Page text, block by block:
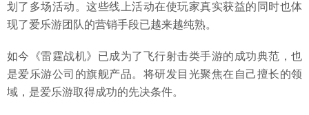
划了多场活动。这些线上活动在使玩家真实获益的同时也体
现了爱乐游团队的营销手段已越来越纯熟。
如今《雷霆战机》已成为了飞行射击类手游的成功典范，也
是爱乐游公司的旗舰产品。将研发目光聚焦在自己擅长的领
域，是爱乐游取得成功的先决条件。